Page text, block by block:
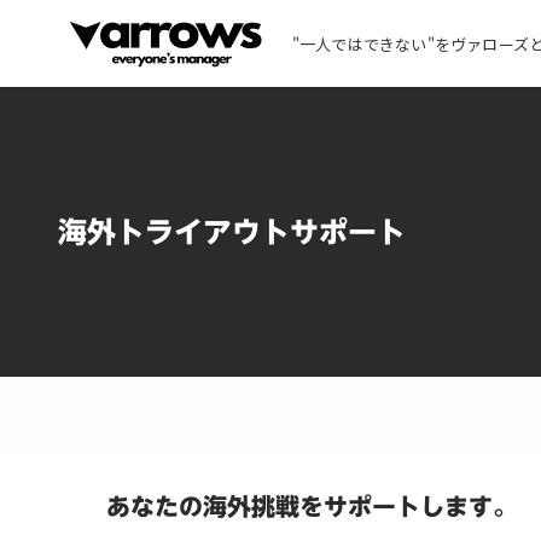
"一人ではできない"をヴァローズと
海外トライアウトサポート
あなたの海外挑戦をサポートします。